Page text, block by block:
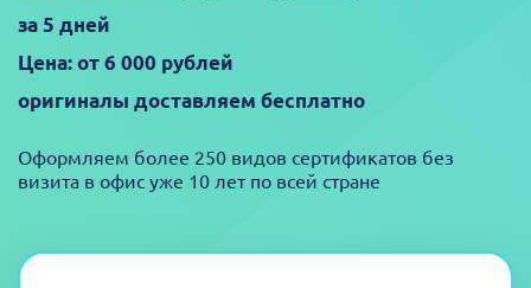
за 5 дней
Цена: от 6 000 рублей
оригиналы доставляем бесплатно
Оформляем более 250 видов сертификатов без
визита в офис уже 10 лет по всей стране